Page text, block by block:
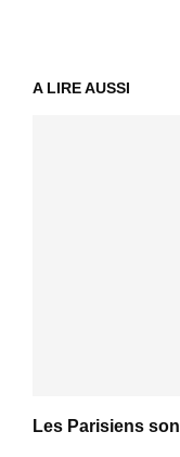
A LIRE AUSSI
Les Parisiens